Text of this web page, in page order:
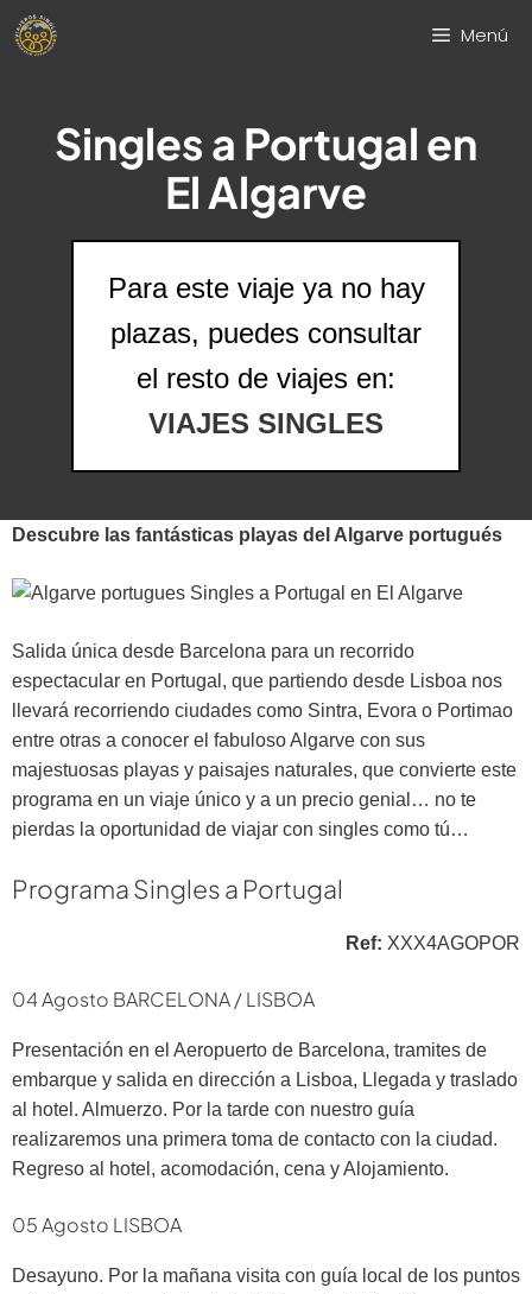
Saltar
Menú
Singles a Portugal en
El Algarve
Para este viaje ya no hay
plazas, puedes consultar
el resto de viajes en:
VIAJES SINGLES
Descubre las fantásticas playas del Algarve portugués
Salida única desde Barcelona para un recorrido
espectacular en Portugal, que partiendo desde Lisboa nos
llevará recorriendo ciudades como Sintra, Evora o Portimao
entre otras a conocer el fabuloso Algarve con sus
majestuosas playas y paisajes naturales, que convierte este
programa en un viaje único y a un precio genial… no te
pierdas la oportunidad de viajar con singles como tú…
Programa Singles a Portugal
Ref: XXX4AGOPOR
04 Agosto BARCELONA / LISBOA
Presentación en el Aeropuerto de Barcelona, tramites de
embarque y salida en dirección a Lisboa, Llegada y traslado
al hotel. Almuerzo. Por la tarde con nuestro guía
realizaremos una primera toma de contacto con la ciudad.
Regreso al hotel, acomodación, cena y Alojamiento.
05 Agosto LISBOA
Desayuno. Por la mañana visita con guía local de los puntos